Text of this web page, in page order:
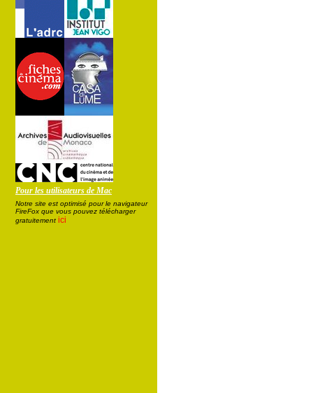
Pour les utilisateurs de Mac
Notre site est optimisé pour le navigateur
FireFox que vous pouvez télécharger
gratuitement ici